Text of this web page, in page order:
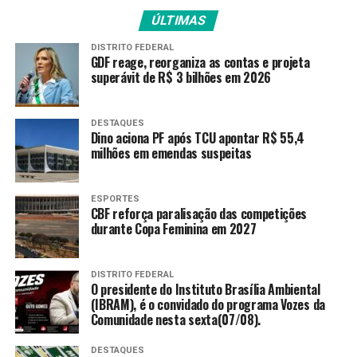
O Mirassol abriu o placar logo aos 10 minutos do
primeiro tempo, quando o Always Ready vacilou na
saída da defesa e a bola foi lançada na ponta esquerda
para Carlos Eduardo, que rolou, no meio da área, para
Shaylon, que escorou para o fundo do gol defendido por
@mirassolfcna CONMEBOL
#Libertadores!
Shaylon marcou diante
do#AlwaysReady!
pic.twitter.com/1pw6z4SFgc
ÚLTIMAS
DISTRITO FEDERAL
GDF reage, reorganiza as contas e projeta
superávit de R$ 3 bilhões em 2026
DESTAQUES
Dino aciona PF após TCU apontar R$ 55,4
milhões em emendas suspeitas
ESPORTES
CBF reforça paralisação das competições
durante Copa Feminina em 2027
DISTRITO FEDERAL
O presidente do Instituto Brasília Ambiental
(IBRAM), é o convidado do programa Vozes da
Comunidade nesta sexta(07/08).
DESTAQUES